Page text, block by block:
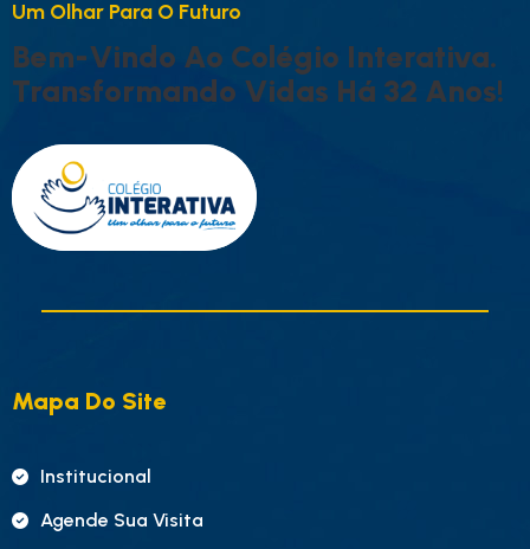
UM OLHAR PARA O FUTURO
BEM-VINDO AO COLÉGIO INTERATIVA.
TRANSFORMANDO VIDAS HÁ 32 ANOS!
Mapa Do Site
Institucional
Agende Sua Visita